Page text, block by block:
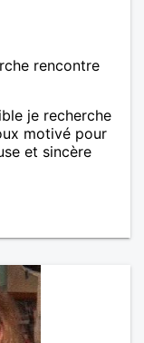
rencontre
je recherche
motivé pour
et sincère